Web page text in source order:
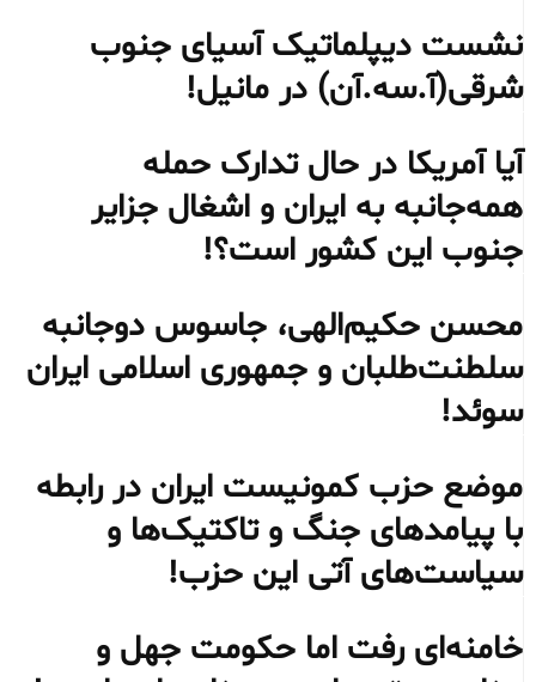
نشست دیپلماتیک آسیای جنوب
شرقی‌(آ.سه.آن) در مانیل!
آیا آمریکا در حال تدارک حمله
همه‌جانبه به ایران و اشغال جزایر
جنوب این کشور است؟!
محسن حکیم‌الهی، جاسوس دوجانبه
سلطنت‌طلبان و جمهوری اسلامی ایران
سوئد!
موضع حزب کمونیست ایران در رابطه
با پیامدهای جنگ و تاکتیک‌ها و
سیاست‌های آتی این حزب!
خامنه‌ای رفت اما حکومت جهل و